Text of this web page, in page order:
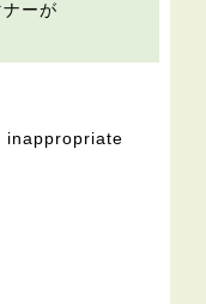
ーが
inappropriate